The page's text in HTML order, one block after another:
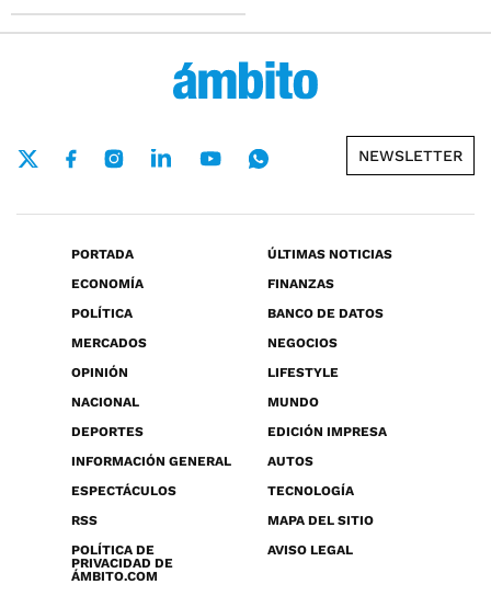
NEWSLETTER
PORTADA
ÚLTIMAS NOTICIAS
ECONOMÍA
FINANZAS
POLÍTICA
BANCO DE DATOS
MERCADOS
NEGOCIOS
OPINIÓN
LIFESTYLE
NACIONAL
MUNDO
DEPORTES
EDICIÓN IMPRESA
INFORMACIÓN GENERAL
AUTOS
ESPECTÁCULOS
TECNOLOGÍA
RSS
MAPA DEL SITIO
POLÍTICA DE
PRIVACIDAD DE
ÁMBITO.COM
AVISO LEGAL